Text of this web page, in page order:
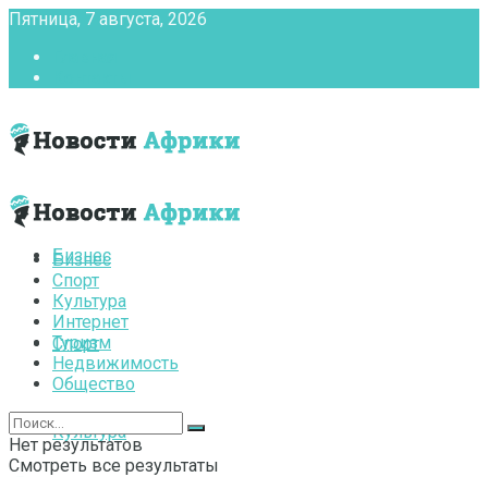
Пятница, 7 августа, 2026
Бизнес
Спорт
Культура
Бизнес
Спорт
Культура
Интернет
Туризм
Недвижимость
Общество
Нет результатов
Смотреть все результаты